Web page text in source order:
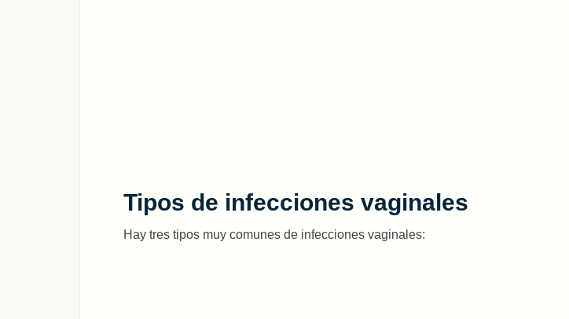
Tipos de infecciones vaginales
Hay tres tipos muy comunes de infecciones vaginales: